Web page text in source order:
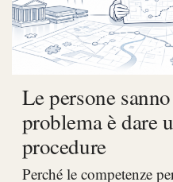
Le persone
problema è dare
procedure
Perché le competenze